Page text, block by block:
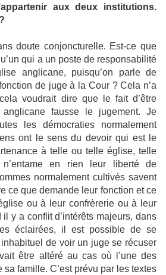
aux deux institutions.
doute conjoncturelle. Est-ce que
qui a un poste de responsabilité
anglicane, puisqu’on parle de
de juge à la Cour ? Cela n’a
voudrait dire que le fait d’être
anglicane fausse le jugement. Je
les démocraties normalement
ont le sens du devoir qui est le
à telle ou telle église, telle
en rien leur liberté de
normalement cultivés savent
ce que demande leur fonction et ce
ou à leur confrèrerie ou à leur
y a conflit d’intérêts majeurs, dans
éclairées, il est possible de se
inhabituel de voir un juge se récuser
être altéré au cas où l’une des
sa famille. C’est prévu par les textes